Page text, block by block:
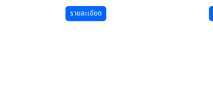
รายละเอียด